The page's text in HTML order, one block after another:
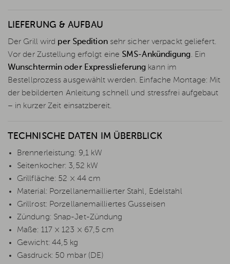
LIEFERUNG & AUFBAU
Der Grill wird per Speditionsehr sicher verpackt geliefert.
Vor der Zustellung erfolgt eine SMS-Ankündigung. Ein
Wunschtermin oder Expresslieferung kann im
Bestellprozess ausgewählt werden. Einfache Montage: Mit
der bebilderten Anleitung schnell und stressfrei aufgebaut
– in kurzer Zeit einsatzbereit.
TECHNISCHE DATEN IM ÜBERBLICK
Brennerleistung: 9,1 kW
Seitenkocher: 3,52 kW
Grillfläche: 52 × 44 cm
Material: Porzellanemaillierter Stahl, Edelstahl
Grillrost: Porzellanemailliertes Gusseisen
Zündung: Snap-Jet-Zündung
Maße: 117 × 123 × 67,5 cm
Gewicht: 44,5 kg
Gasdruck: 50 mbar (DE)